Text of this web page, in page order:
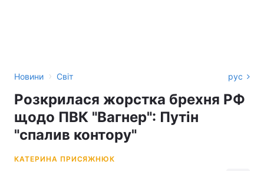
Новини › Світ рус
Розкрилася жорстка брехня РФ
щодо ПВК "Вагнер": Путін
"спалив контору"
КАТЕРИНА ПРИСЯЖНЮК